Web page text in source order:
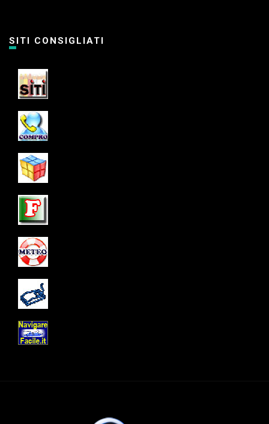
SITI CONSIGLIATI